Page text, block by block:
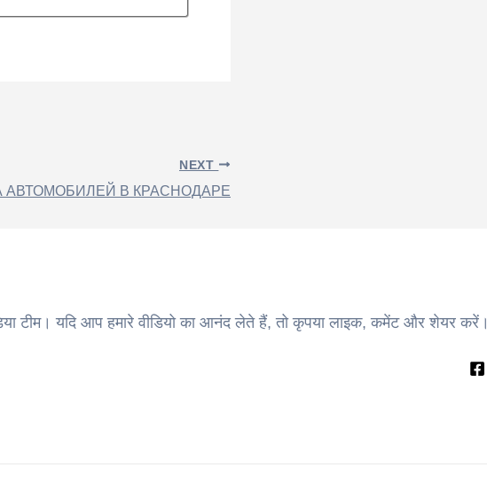
NEXT
АВТОМОБИЛЕЙ В КРАСНОДАРЕ
टीम। यदि आप हमारे वीडियो का आनंद लेते हैं, तो कृपया लाइक, कमेंट और शेयर करें।